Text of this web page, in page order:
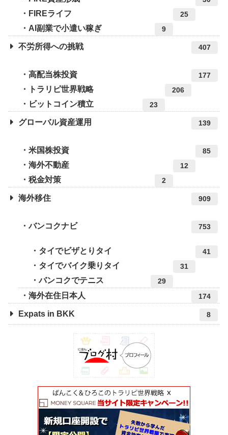
FIREライフ 25
AI副業で小遣い稼ぎ 9
不労所得への挑戦 407
高配当株投資 177
トラリピ世界戦略 206
ビットコイン積立 23
グローバル資産運用 139
米国株投資 85
海外不動産 12
税金対策 2
海外移住 909
バンコクナビ 753
タイでビザとりタイ 41
タイでバイク乗りタイ 31
バンコクでテニス 29
海外在住日本人 174
Expats in BKK 8